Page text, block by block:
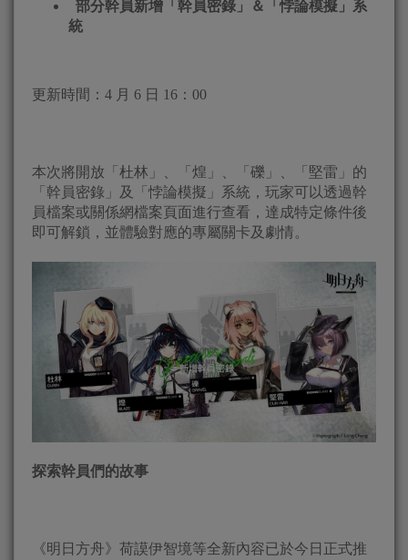
部分幹員新增「幹員密錄」＆「悖論模擬」系
統
更新時間：4 月 6 日 16：00
本次將開放「杜林」、「煌」、「礫」、「堅雷」的
「幹員密錄」及「悖論模擬」系統，玩家可以透過幹
員檔案或關係網檔案頁面進行查看，達成特定條件後
即可解鎖，並體驗對應的專屬關卡及劇情。
探索幹員們的故事
《明日方舟》荷謨伊智境等全新內容已於今日正式推